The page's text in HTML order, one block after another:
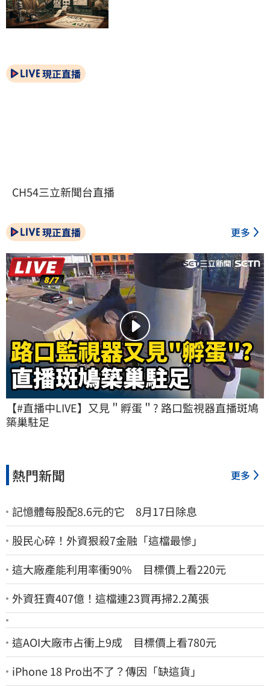
現正直播
CH54三立新聞台直播
現正直播 更多
【#直播中LIVE】又見＂孵蛋＂? 路口監視器直播斑鳩
築巢駐足
熱門新聞 更多
記憶體每股配8.6元的它 8月17日除息
股民心碎！外資狠殺7金融「這檔最慘」
這大廠產能利用率衝90% 目標價上看220元
外資狂賣407億！這檔連23買再掃2.2萬張
這AOI大廠市占衝上9成 目標價上看780元
iPhone 18 Pro出不了？傳因「缺這貨」